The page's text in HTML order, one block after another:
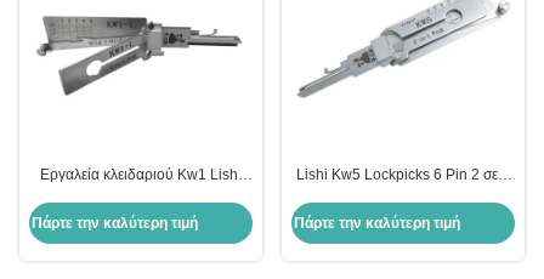
Εργαλεία κλειδαριού Kw1 Lishi
σε 1 εργαλείο για Kwikset
Πάρτε την καλύτερη τιμή
Lishi Kw5 Lockpicks 6 Pin 2 σε 1
Tools
Πάρτε την καλύτερη τιμή